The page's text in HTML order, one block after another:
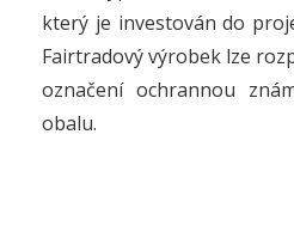
který je investován do
Fairtradový výrobek lze
označení ochrannou
obalu.